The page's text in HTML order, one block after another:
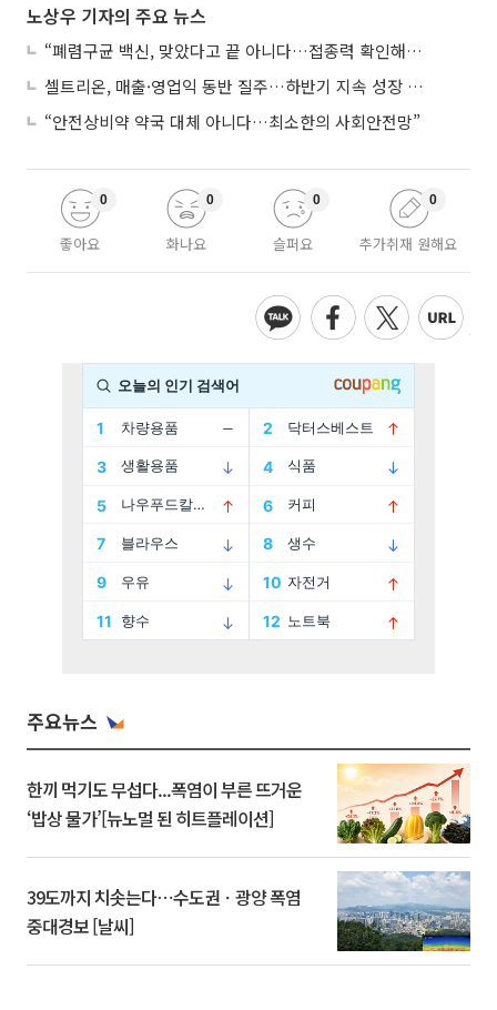
노상우 기자의 주요 뉴스
“폐렴구균 백신, 맞았다고 끝 아니다…접종력 확인해야”
셀트리온, 매출·영업익 동반 질주…하반기 지속 성장 전망에 주목
“안전상비약 약국 대체 아니다…최소한의 사회안전망”
좋아요
0
화나요
0
슬퍼요
0
추가취재 원해요
0
주요뉴스
한끼 먹기도 무섭다...폭염이 부른 뜨거운
‘밥상 물가’[뉴노멀 된 히트플레이션]
39도까지 치솟는다⋯수도권ㆍ광양 폭염
중대경보 [날씨]